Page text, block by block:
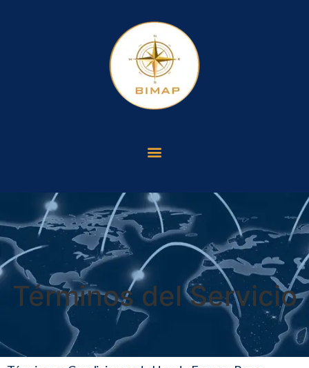
Términos del Servicio